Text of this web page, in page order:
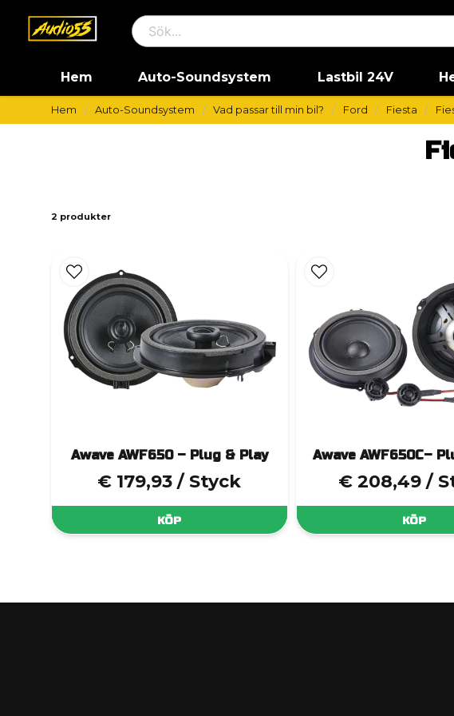
Hem Auto-Soundsystem Lastbil 24V
Hem Auto-Soundsystem Vad passar till min bil? Ford Fiesta
2 produkter
Awave AWF650 – Plug & Play
€ 179,93 / Styck
KÖP
Awave AWF650C–
€ 208,49 /
KÖP